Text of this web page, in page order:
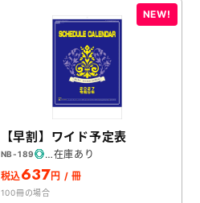
【早割】ワイド予定表
NB-189
在庫あり
税込637円 / 冊
100冊の場合